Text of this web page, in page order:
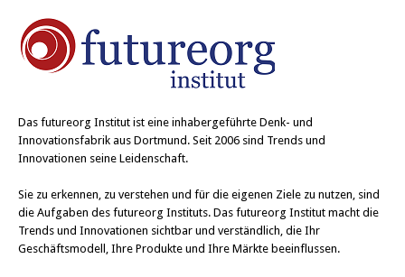
Das futureorg Institut ist eine inhabergeführte Denk- und
Innovationsfabrik aus Dortmund. Seit 2006 sind Trends und
Innovationen seine Leidenschaft.
Sie zu erkennen, zu verstehen und für die eigenen Ziele zu nutzen, sind
die Aufgaben des futureorg Instituts. Das futureorg Institut macht die
Trends und Innovationen sichtbar und verständlich, die Ihr
Geschäftsmodell, Ihre Produkte und Ihre Märkte beeinflussen.